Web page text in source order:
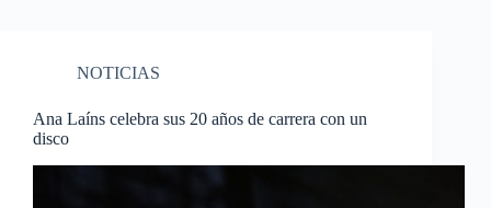
NOTICIAS
Ana Laíns celebra sus 20 años de carrera con un
disco